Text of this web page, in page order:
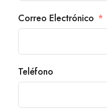
Correo Electrónico
Teléfono